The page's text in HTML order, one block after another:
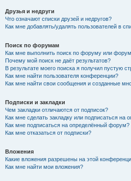
Друзья и недруги
Что означают списки друзей и недругов?
Как мне добавлять/удалять пользователей в
Поиск по форумам
Как мне выполнить поиск по форуму или
Почему мой поиск не даёт результатов?
В результате моего поиска я получил пустую
Как мне найти пользователя конференции?
Как мне найти свои сообщения и созданные
Подписки и закладки
Чем закладки отличаются от подписок?
Как мне сделать закладку или подписаться на
Как мне подписаться на определённый форум?
Как мне отказаться от подписки?
Вложения
Какие вложения разрешены на этой
Как мне найти мои вложения?